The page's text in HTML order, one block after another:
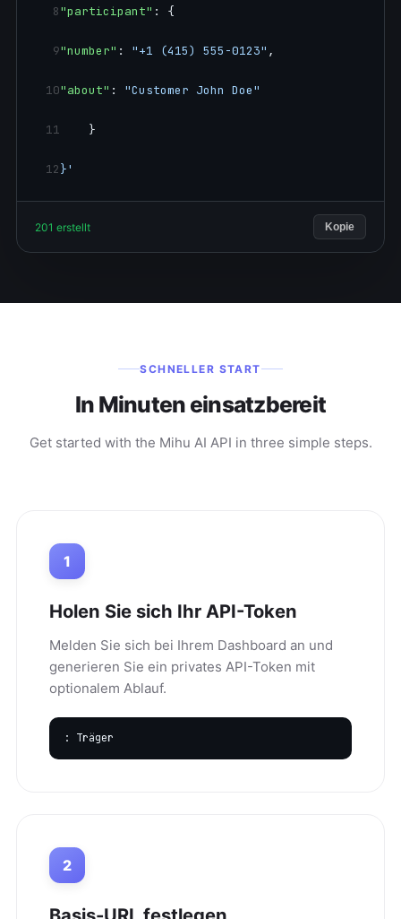
8"participant" : {
9"number" : "+1 (415) 555-0123" ,
10"about" : "Customer John Doe"
11
    }
12}'
201 erstellt Kopie
SCHNELLER START
In Minuten einsatzbereit
Get started with the Mihu AI API in three simple steps.
1
Holen Sie sich Ihr API-Token
Melden Sie sich bei Ihrem Dashboard an und
generieren Sie ein privates API-Token mit
optionalem Ablauf.
: Träger
2